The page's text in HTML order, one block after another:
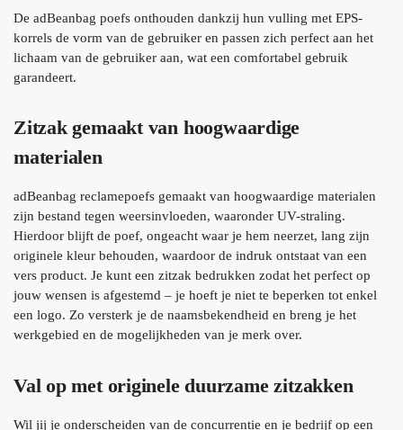
De adBeanbag poefs onthouden dankzij hun vulling met EPS-
korrels de vorm van de gebruiker en passen zich perfect aan het
lichaam van de gebruiker aan, wat een comfortabel gebruik
garandeert.
Zitzak gemaakt van hoogwaardige
materialen
adBeanbag reclamepoefs gemaakt van hoogwaardige materialen
zijn bestand tegen weersinvloeden, waaronder UV-straling.
Hierdoor blijft de poef, ongeacht waar je hem neerzet, lang zijn
originele kleur behouden, waardoor de indruk ontstaat van een
vers product. Je kunt een zitzak bedrukken zodat het perfect op
jouw wensen is afgestemd – je hoeft je niet te beperken tot enkel
een logo. Zo versterk je de naamsbekendheid en breng je het
werkgebied en de mogelijkheden van je merk over.
Val op met originele duurzame zitzakken
Wil jij je onderscheiden van de concurrentie en je bedrijf op een